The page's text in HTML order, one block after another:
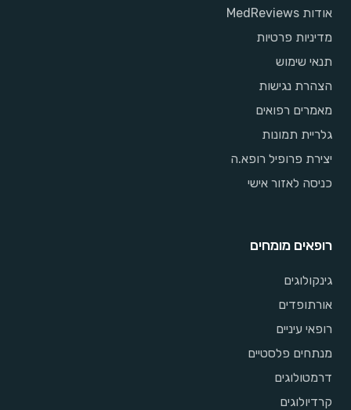
אודות MedReviews
מדיניות פרטיות
תנאי שימוש
הצהרת נגישות
מאמרים רפואים
גלריית תמונות
יצירת פרופיל רופא.ה
כניסה לאזור אישי
רופאים מומחים
גינקולוגים
אורתופדים
רופאי עיניים
מנתחים פלסטיים
דרמטולוגים
קרדיולוגים